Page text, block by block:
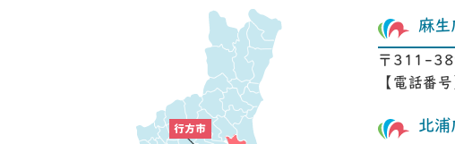
麻生
〒311-
【電話番
北浦